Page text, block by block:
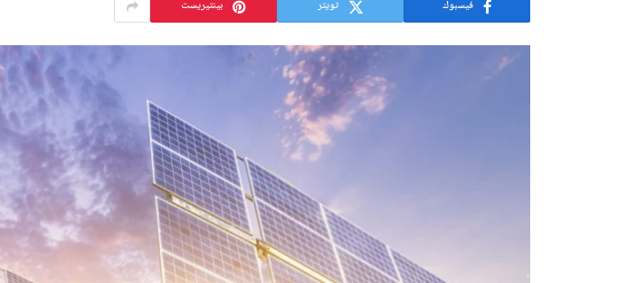
فيسبوك تويتر بينتيريست